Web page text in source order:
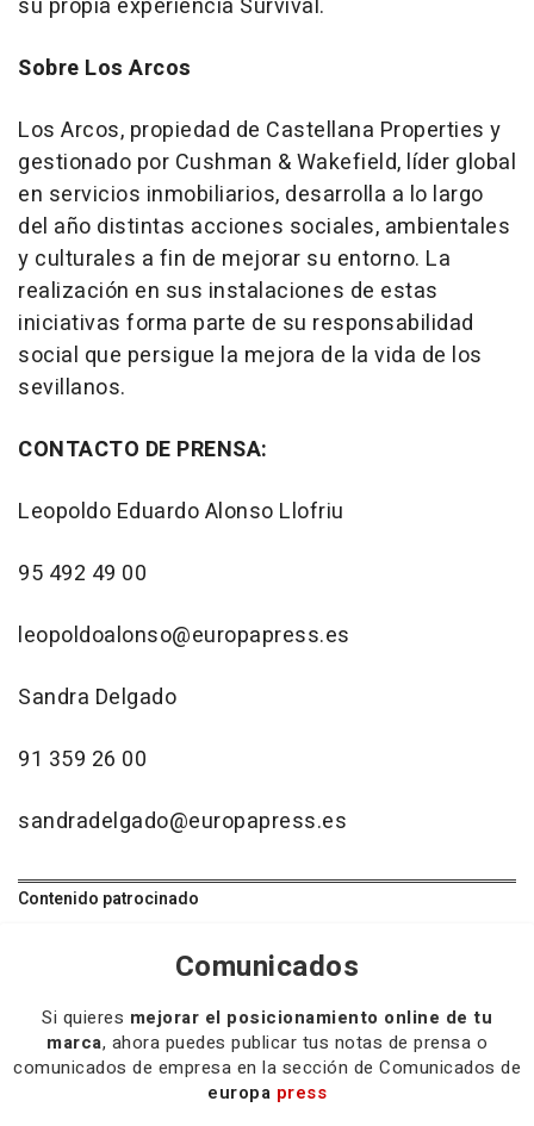
Sobre Los Arcos
Los Arcos, propiedad de Castellana Properties y
gestionado por Cushman & Wakefield, líder global
en servicios inmobiliarios, desarrolla a lo largo
del año distintas acciones sociales, ambientales
y culturales a fin de mejorar su entorno. La
realización en sus instalaciones de estas
iniciativas forma parte de su responsabilidad
social que persigue la mejora de la vida de los
sevillanos.
CONTACTO DE PRENSA:
Leopoldo Eduardo Alonso Llofriu
95 492 49 00
leopoldoalonso@europapress.es
Sandra Delgado
91 359 26 00
sandradelgado@europapress.es
Contenido patrocinado
Comunicados
Si quieres mejorar el posicionamiento online de tu
marca, ahora puedes publicar tus notas de prensa o
comunicados de empresa en la sección de Comunicados de
europa press